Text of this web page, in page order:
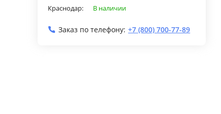
Краснодар: В наличии
Заказ по телефону: +7 (800) 700-77-89